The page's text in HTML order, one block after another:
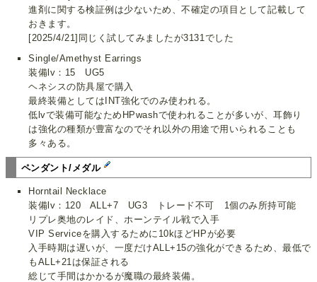
進剤に関する検証例は少ないため、不確定の項目として記載して
おきます。
[2025/4/21]同じく試してみましたが3131でした
Single/Amethyst Earrings
装備lv：15 UG5
ヘネシスの防具屋で購入
最終装備としてはINT強化でのみ使われる。
低lvで装備可能なためHPwashで使われることが多いが、耳飾り
は強化の種類が豊富なのでそれ以外の用途で用いられることも
多々ある。
ペンダント/メダル
Horntail Necklace
装備lv：120 ALL+7 UG3 トレード不可 1個のみ所持可能
リプレ奥地のレイド、ホーンテイル戦で入手
VIP Serviceを購入するために10kほどHPが必要
入手時期は遅いが、一度だけALL+15の強化ができるため、最低で
もALL+21は保証される
総じて手間はかかるが魔職の最終装備。